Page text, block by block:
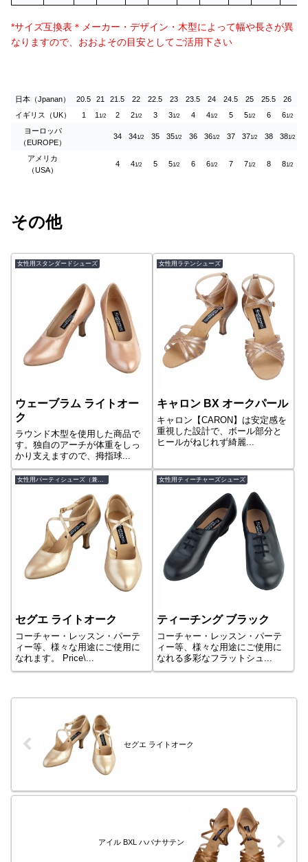
*サイズ互換表＊メーカー・デザイン・木型によって幅や長さが異
なりますので、おおよその目安としてご活用下さい
日本（Jpanan） 20.5 21 21.5 22 22.5 23 23.5 24 24.5 25 25.5
26
イギリス（UK）
1 1 1/2 2 21/2 3 31/2 4 41/2 5 51/2 6 61/2
ヨーロッパ
（EUROPE）
34 341/2 35 351/2 36 361/2 37 371/2 38 381/2
アメリカ
（USA）
4 41/2 5 51/2 6 61/2 7 71/2 8 81/2
その他
女性用スタンダードシューズ
ウェーブラム ライトオー
ク
ラウンド木型を使用した商品で
す。独自のアーチが体重をしっ
かり支えますので、拇指球...
女性用ラテンシューズ
キャロン BX オークパール
キャロン【CARON】は安定感を
重視した設計で、ボール部分と
ヒールがねじれず綺麗...
女性用パーティシューズ（兼用シューズ）
セグエ ライトオーク
コーチャー・レッスン・パーテ
ィー等、様々な用途にご使用に
なれます。 Price\...
女性用ティーチャーズシューズ
ティーチング ブラック
コーチャー・レッスン・パーテ
ィー等、様々な用途にご使用に
なれる多彩なフラットシュ...
セグエ ライトオーク
アイル BXL ハバナサテン